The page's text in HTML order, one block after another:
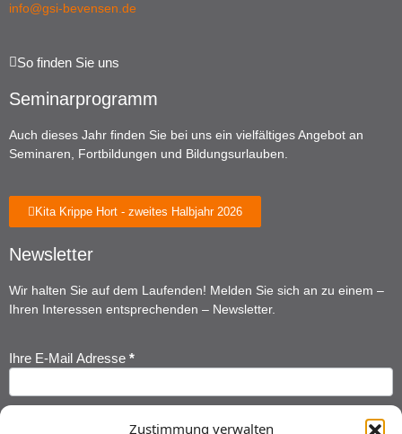
Zustimmung verwalten
info@gsi-bevensen.de
So finden Sie uns
Seminarprogramm
Auch dieses Jahr finden Sie bei uns ein vielfältiges Angebot an
Seminaren, Fortbildungen und Bildungsurlauben.
Kita Krippe Hort - zweites Halbjahr 2026
Newsletter
Wir halten Sie auf dem Laufenden! Melden Sie sich an zu einem –
Ihren Interessen entsprechenden – Newsletter.
Newsletter
Anmeldung
Ihre E-Mail Adresse *